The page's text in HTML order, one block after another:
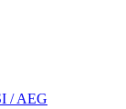
/ AEG